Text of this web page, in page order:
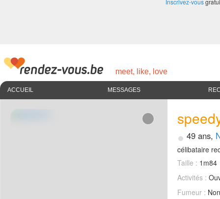
Inscrivez-vous
meet, like, love
ACCUEIL MESSAGES
• 49 ans,
célibataire
Taille : 1m84
Activités :
Fumeur : Non